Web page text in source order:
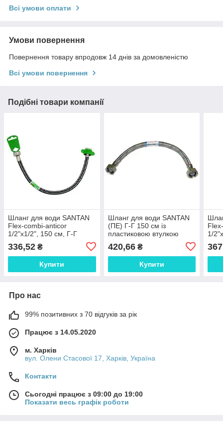
Всі умови оплати
Умови повернення
Повернення товару впродовж 14 днів за домовленістю
Всі умови повернення
Подібні товари компанії
Шланг для води SANTAN
Flex-combi-anticor
1/2"х1/2", 150 см, Г-Г
336,52 ₴
Купити
Шланг для води SANTAN
(ПЕ) Г-Г 150 см із
пластиковою втулкою
420,66₴
Купити
1/
Про нас
99% позитивних з 70 відгуків за рік
Працює з 14.05.2020
м. Харків
вул. Олени Стасової 17, Харків, Україна
Контакти
Сьогодні працює з 09:00 до 19:00
Показати весь графік роботи